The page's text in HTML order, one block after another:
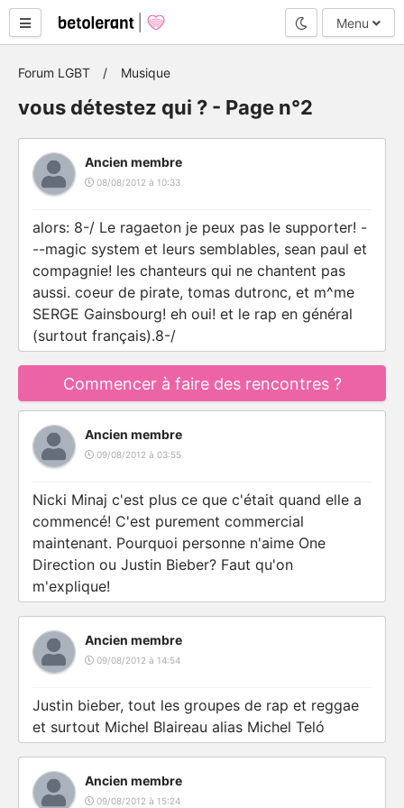
Mode nuit
Menu
Forum LGBT Musique
vous détestez qui ? - Page n°2
Ancien membre
08/08/2012 à 10:33
alors: 8-/ Le ragaeton je peux pas le supporter! -
--magic system et leurs semblables, sean paul et
compagnie! les chanteurs qui ne chantent pas
aussi. coeur de pirate, tomas dutronc, et m^me
SERGE Gainsbourg! eh oui! et le rap en général
(surtout français).8-/
Commencer à faire des rencontres ?
Ancien membre
09/08/2012 à 03:55
Nicki Minaj c'est plus ce que c'était quand elle a
commencé! C'est purement commercial
maintenant. Pourquoi personne n'aime One
Direction ou Justin Bieber? Faut qu'on
m'explique!
Ancien membre
09/08/2012 à 14:54
Justin bieber, tout les groupes de rap et reggae
et surtout Michel Blaireau alias Michel Teló
Ancien membre
09/08/2012 à 15:24